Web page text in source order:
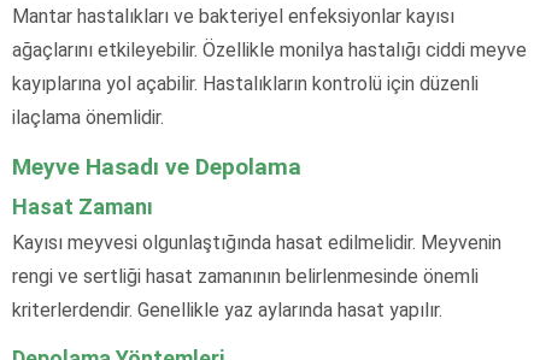
Mantar hastalıkları ve bakteriyel enfeksiyonlar kayısı
ağaçlarını etkileyebilir. Özellikle monilya hastalığı ciddi meyve
kayıplarına yol açabilir. Hastalıkların kontrolü için düzenli
ilaçlama önemlidir.
Meyve Hasadı ve Depolama
Hasat Zamanı
Kayısı meyvesi olgunlaştığında hasat edilmelidir. Meyvenin
rengi ve sertliği hasat zamanının belirlenmesinde önemli
kriterlerdendir. Genellikle yaz aylarında hasat yapılır.